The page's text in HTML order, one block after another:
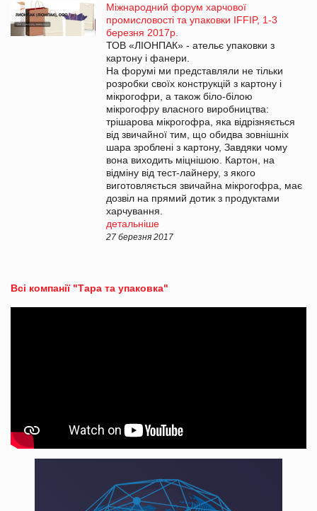
Міжнародний форум харчової
промисловості та упаковки IFFIP, 1-3
березня 2017р.
ТОВ «ЛІОНПАК» - ательє упаковки з
картону і фанери.
На форумі ми представляли не тільки
розробки своїх конструкцій з картону і
мікрогофри, а також біло-білою
мікрогофру власного виробництва:
трішарова мікрогофра, яка відрізняється
від звичайної тим, що обидва зовнішніх
шара зроблені з картону, Завдяки чому
вона виходить міцнішою. Картон, на
відміну від тест-лайнеру, з якого
виготовляється звичайна мікрогофра, має
дозвіл на прямий дотик з продуктами
харчування.
детальніше
27 березня 2017
Всі компанії "Тара та упаковка"